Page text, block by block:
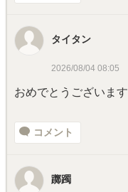
タイタン
2026/08/04 08:05
おめでとうございます
コメント
躑躅